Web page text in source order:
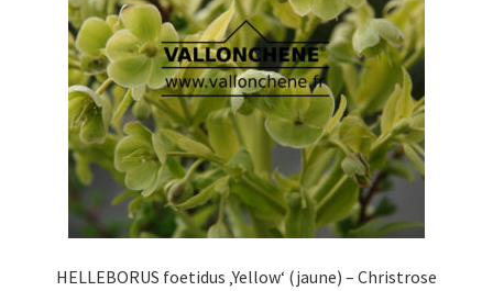
auf
der
Produktseite
gewählt
werden
HELLEBORUS foetidus ‚Yellow‘ (jaune) – Christrose